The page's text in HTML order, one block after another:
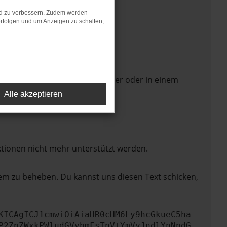
in einem anderen Browser oder in einem
nicht mehr unterstützt werden.
zu beheben. Du kannst uns diesen Text schicken,
zu verbessern. Zudem werden
und um Anzeigen zu schalten,
Alle akzeptieren